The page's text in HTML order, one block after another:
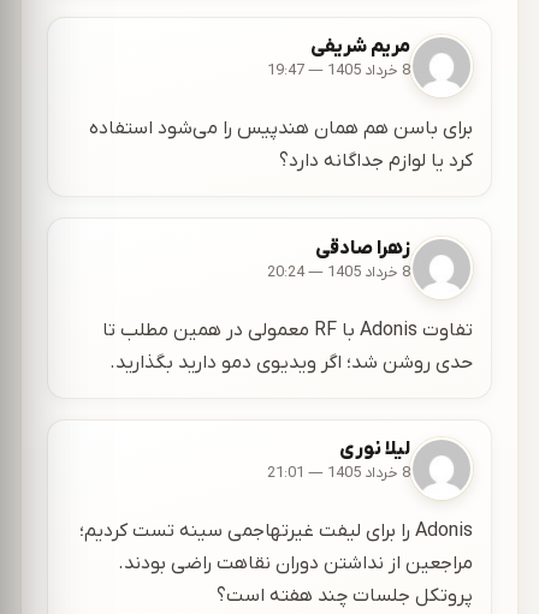
مریم شریفی
8 خرداد 1405 — 19:47
برای باسن هم همان هندپیس را می‌شود استفاده
کرد یا لوازم جداگانه دارد؟
زهرا صادقی
8 خرداد 1405 — 20:24
تفاوت Adonis با RF معمولی در همین مطلب تا
حدی روشن شد؛ اگر ویدیوی دمو دارید بگذارید.
لیلا نوری
8 خرداد 1405 — 21:01
Adonis را برای لیفت غیرتهاجمی سینه تست کردیم؛
مراجعین از نداشتن دوران نقاهت راضی بودند.
پروتکل جلسات چند هفته است؟